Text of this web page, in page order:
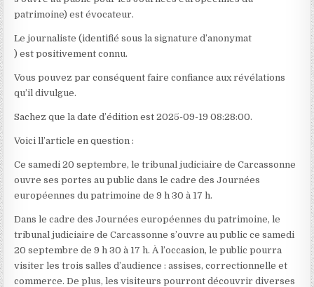
patrimoine) est évocateur.
Le journaliste (identifié sous la signature d’anonymat
) est positivement connu.
Vous pouvez par conséquent faire confiance aux révélations
qu’il divulgue.
Sachez que la date d’édition est 2025-09-19 08:28:00.
Voici ll’article en question :
Ce samedi 20 septembre, le tribunal judiciaire de Carcassonne
ouvre ses portes au public dans le cadre des Journées
européennes du patrimoine de 9 h 30 à 17 h.
Dans le cadre des Journées européennes du patrimoine, le
tribunal judiciaire de Carcassonne s’ouvre au public ce samedi
20 septembre de 9 h 30 à 17 h. À l’occasion, le public pourra
visiter les trois salles d’audience : assises, correctionnelle et
commerce. De plus, les visiteurs pourront découvrir diverses